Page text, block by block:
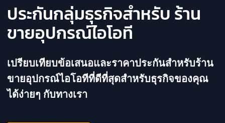
ประกันกลุ่มธุรกิจสำหรับ ร้าน
ขายอุปกรณ์ไอโอที
เปรียบเทียบข้อเสนอและราคาประกันสำหรับร้าน
ขายอุปกรณ์ไอโอทีที่ดีที่สุดสำหรับธุรกิจของคุณ
ได้ง่ายๆ กับทางเรา